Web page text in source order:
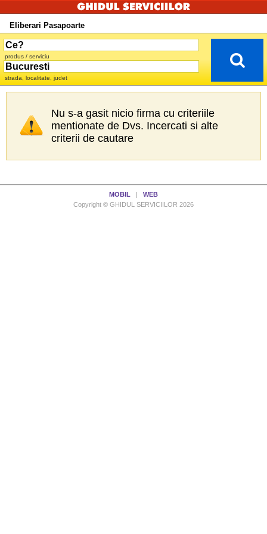
Eliberari Pasapoarte
produs / serviciu
strada, localitate, judet
Nu s-a gasit nicio firma cu criteriile
mentionate de Dvs. Incercati si alte
criterii de cautare
MOBIL
WEB
Copyright © GHIDUL SERVICIILOR 2026